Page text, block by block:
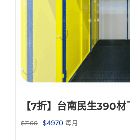
【7折】台南民生390
$7100
原
$4970目
每月